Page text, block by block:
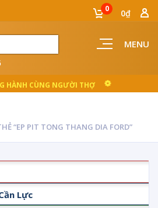
MENU
0 0₫
HÀNH CÙNG NGƯỜI THỢ
“EP PIT TONG THANG DIA FORD”
Lực